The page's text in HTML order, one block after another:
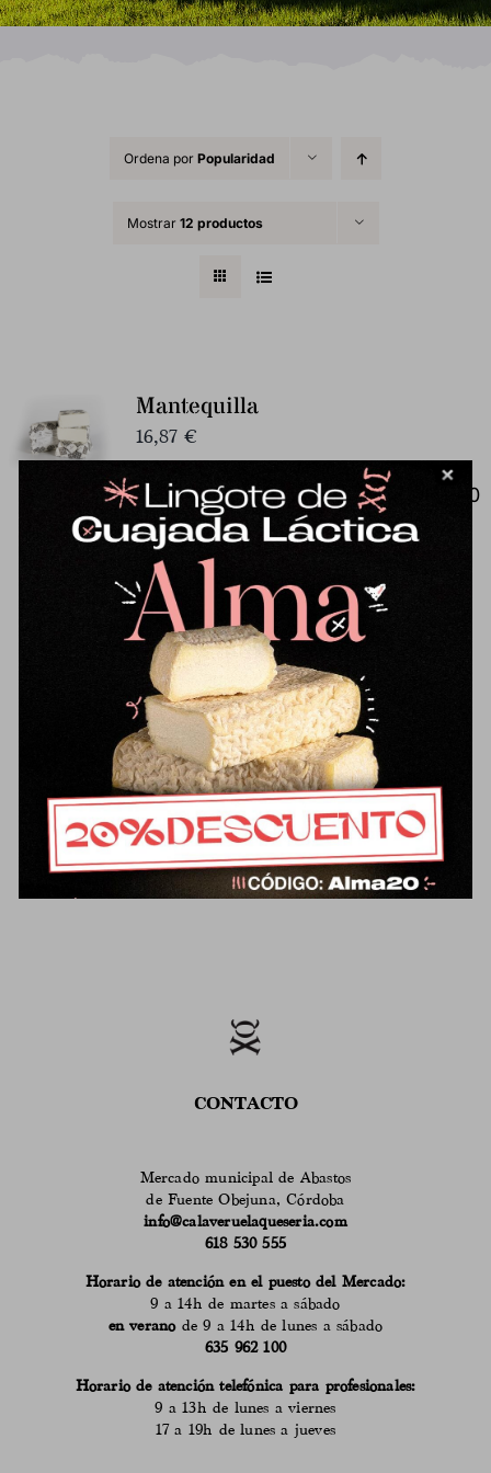
Ordena por Popularidad
Mostrar 12 productos
Mantequilla
16,87€
Mantequilla tradicional de oveja (500
g), de sabor muy diferente a lo que
estamos acostumbrados.
Ligeramente salada con flor de sal
de Parque Natural bahía de Cádiz.
Un placer para untar en el pan o
para usar en recetas de cocina o
repostería. Elaborada/o con leche
pasteurizada.Ficha técnica del
producto
CONTACTO
Mercado municipal de Abastos
de Fuente Obejuna, Córdoba
info@calaveruelaqueseria.com
618 530 555
Horario de atención en el puesto del Mercado:
9 a 14h de martes a sábado
en veranode 9 a 14h de lunes a sábado
635 962 100
Horario de atención telefónica para profesionales:
9 a 13h de lunes a viernes
17 a 19h de lunes a jueves